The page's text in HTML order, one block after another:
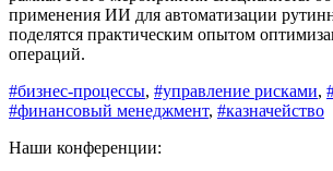
применения ИИ для автоматизации
поделятся практическим опытом
операций.
#бизнес-процессы, #управление рисками,
#финансовый менеджмент, #казначейство
Наши конференции: